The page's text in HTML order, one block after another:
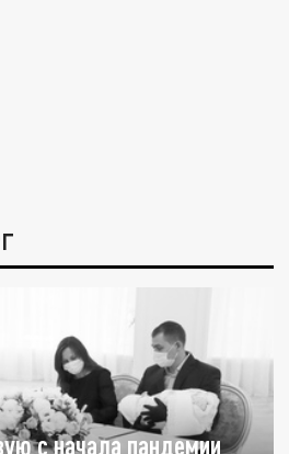
с начала пандемии